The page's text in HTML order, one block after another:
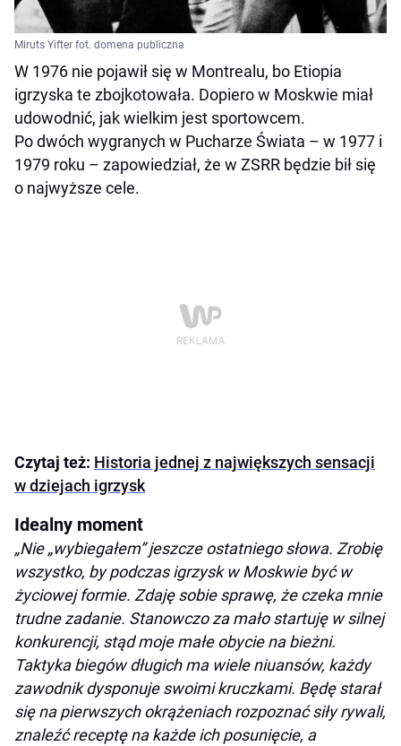
Miruts Yifter fot. domena publiczna
W 1976 nie pojawił się w Montrealu, bo Etiopia
igrzyska te zbojkotowała. Dopiero w Moskwie miał
udowodnić, jak wielkim jest sportowcem.
Po dwóch wygranych w Pucharze Świata – w 1977 i
1979 roku – zapowiedział, że w ZSRR będzie bił się
o najwyższe cele.
Czytaj też: Historia jednej z największych sensacji
w dziejach igrzysk
Idealny moment
„Nie „wybiegałem” jeszcze ostatniego słowa. Zrobię
wszystko, by podczas igrzysk w Moskwie być w
życiowej formie. Zdaję sobie sprawę, że czeka mnie
trudne zadanie. Stanowczo za mało startuję w silnej
konkurencji, stąd moje małe obycie na bieżni.
Taktyka biegów długich ma wiele niuansów, każdy
zawodnik dysponuje swoimi kruczkami. Będę starał
się na pierwszych okrążeniach rozpoznać siły rywali,
znaleźć receptę na każde ich posunięcie, a